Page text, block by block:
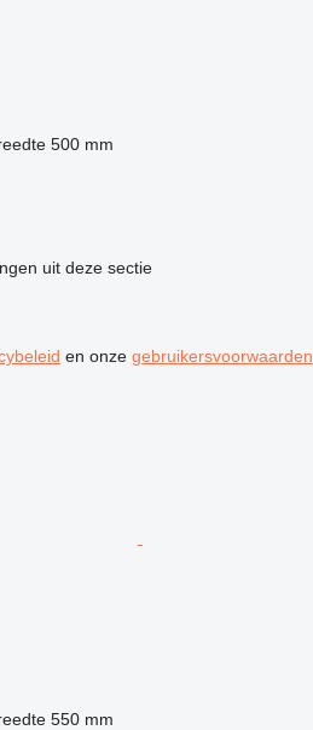
500 mm
uit deze sectie
en onze gebruikersvoorwaarden
550 mm